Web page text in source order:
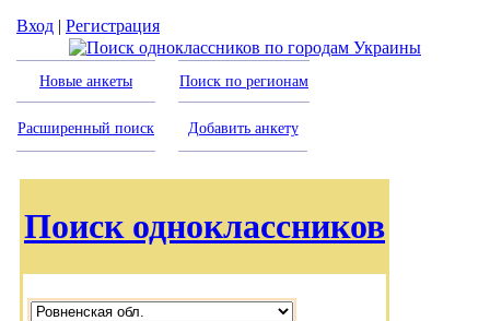
Вход | Регистрация
Новые анкеты Поиск по регионам
Расширенный поиск Добавить анкету
Поиск одноклассников